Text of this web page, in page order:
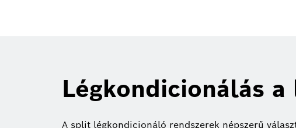
Légkondicionálás
A split légkondicionáló rendszerek népszerű